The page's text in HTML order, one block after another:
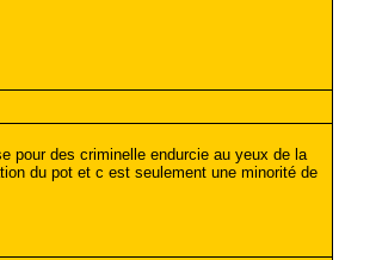
pour des criminelle endurcie au yeux de la
du pot et c est seulement une minorité de